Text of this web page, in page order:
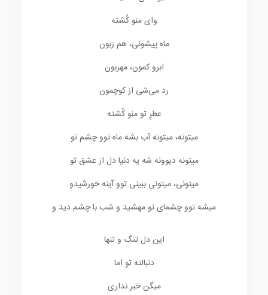
وای منو کُشته
ماه پیشونی، هم زبون
ابرو کمون، مهربون
رد می‌شی از کوچمون
عطرِ تو منو کُشته
میتونه، میتونه آب بشه ماه توو چشم تو
میتونه دیوونه شه یه دنیا دل از عشق تو
میتونی، میتونی ببینی توو آینه خورشیدو
میشه توو چشمای تو مهشید و شب با چشم دید و
این دل تنگ و تنها
دنبالته تو اما
میگن خبر نداری